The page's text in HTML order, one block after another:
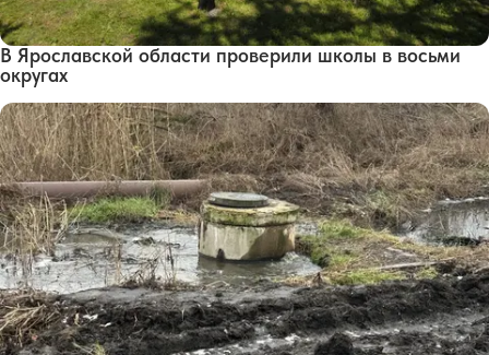
В Ярославской области проверили школы в восьми
округах